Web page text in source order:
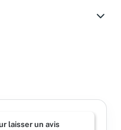
laisser un avis